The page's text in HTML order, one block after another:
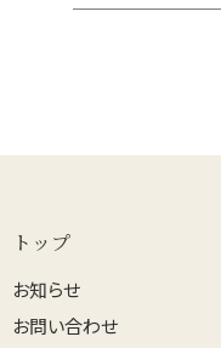
トップ
お知らせ
お問い合わせ